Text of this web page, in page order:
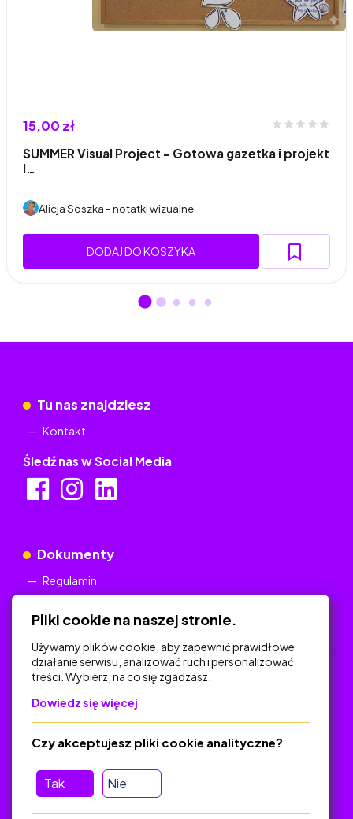
15,00 zł
SUMMER Visual Project – Gotowa gazetka i projekt
l…
Alicja Soszka - notatki wizualne
DODAJ DO KOSZYKA
Tu nas znajdziesz
Kontakt
Śledź nas w Social Media
Dokumenty
Regulamin
Na skróty
Polityka Prywatności
O platformie
Baza materiałów dydaktycznych
Jak zostać autorem
Pliki cookie na naszej stronie.
Używamy plików cookie, aby zapewnić prawidłowe
działanie serwisu, analizować ruch i personalizować
treści. Wybierz, na co się zgadzasz.
Dowiedz się więcej
Tak Nie
Czy akceptujesz pliki cookie analityczne?